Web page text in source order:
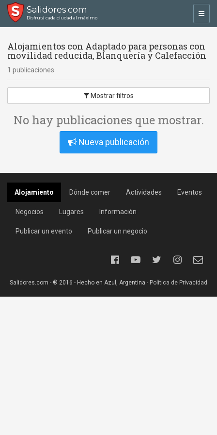
Salidores.com
Disfrutá cada ciudad al máximo
Alojamientos con Adaptado para personas con
movilidad reducida, Blanquería y Calefacción
1 publicaciones
Mostrar filtros
No hay publicaciones que mostrar.
Nueva publicación
Alojamiento Dónde comer Actividades Eventos
Negocios Lugares Información
Publicar un evento Publicar un negocio
Salidores.com - ® 2016 - Hecho en Azul, Argentina - Política de Privacidad